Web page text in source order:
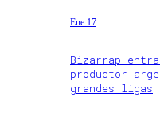
Ene 17
Bizarrap
productor
grandes ligas